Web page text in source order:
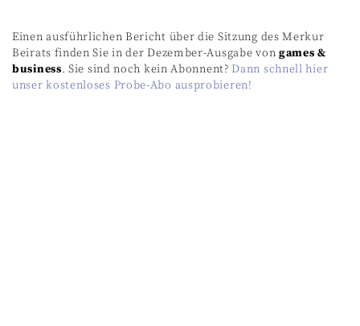
Einen ausführlichen Bericht über die Sitzung des Merkur
Beirats finden Sie in der Dezember-Ausgabe von games &
business. Sie sind noch kein Abonnent? Dann schnell hier
unser kostenloses Probe-Abo ausprobieren!